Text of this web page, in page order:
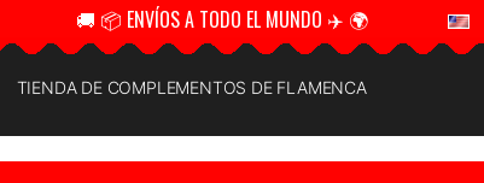
🚚 📦 ENVÍOS A TODO EL MUNDO ✈️ 🌍
TIENDA DE COMPLEMENTOS DE FLAMENCA